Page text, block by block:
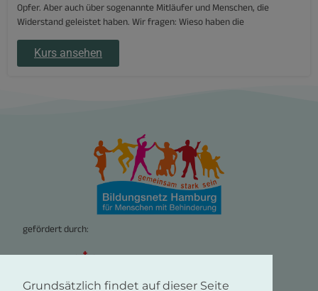
Grundsätzlich findet auf dieser Seite
Opfer. Aber auch über sogenannte Mitläufer und Menschen, die
Widerstand geleistet haben. Wir fragen: Wieso haben die
Kurs ansehen
gefördert durch: